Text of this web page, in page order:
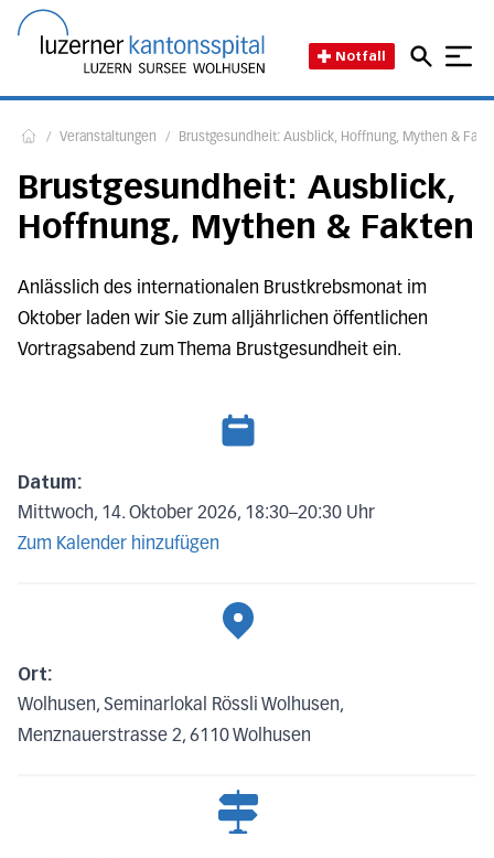
Notfall
/ Veranstaltungen / Brustgesundheit: Ausblick, Hoffnung, Mythen &
Brustgesundheit: Ausblick,
Hoffnung, Mythen & Fakten
Anlässlich des internationalen Brustkrebsmonat im
Oktober laden wir Sie zum alljährlichen öffentlichen
Vortragsabend zum Thema Brustgesundheit ein.
Datum:
Mittwoch, 14. Oktober 2026, 18:30–20:30 Uhr
Zum Kalender hinzufügen
Ort:
Wolhusen, Seminarlokal Rössli Wolhusen,
Menznauerstrasse 2, 6110 Wolhusen